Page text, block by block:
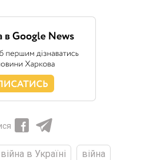
війна в Україні
війна